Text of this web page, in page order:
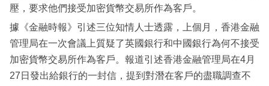
壓，要求他們接受加密貨幣交易所作為客戶。
據《金融時報》引述三位知情人士透露，上個月，香港金融
管理局在一次會議上質疑了英國銀行和中國銀行為何不接受
加密貨幣交易所作為客戶。報道引述香港金融管理局在4月
27日發出給銀行的一封信，提到對潛在客戶的盡職調查不